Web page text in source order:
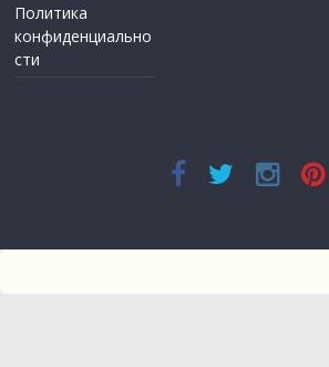
Политика
конфиденциально
сти